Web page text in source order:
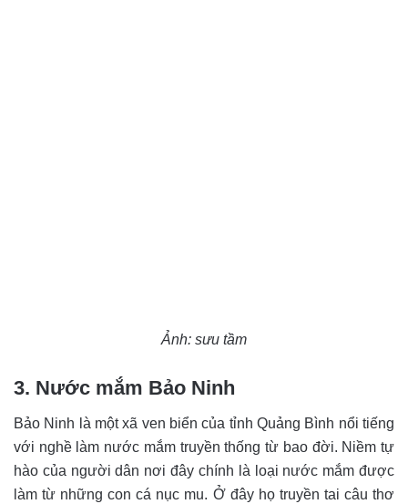
Ảnh: sưu tầm
3. Nước mắm Bảo Ninh
Bảo Ninh là một xã ven biển của tỉnh Quảng Bình nổi tiếng
với nghề làm nước mắm truyền thống từ bao đời. Niềm tự
hào của người dân nơi đây chính là loại nước mắm được
làm từ những con cá nục mu. Ở đây họ truyền tai câu thơ